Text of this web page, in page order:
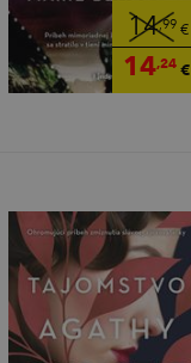
14,99 €
14,24€